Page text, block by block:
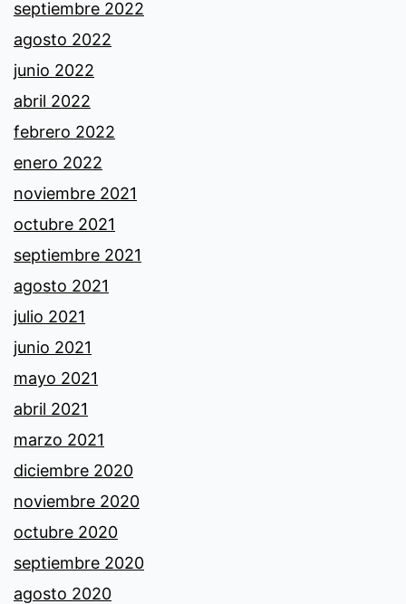
septiembre 2022
agosto 2022
junio 2022
abril 2022
febrero 2022
enero 2022
noviembre 2021
octubre 2021
septiembre 2021
agosto 2021
julio 2021
junio 2021
mayo 2021
abril 2021
marzo 2021
diciembre 2020
noviembre 2020
octubre 2020
septiembre 2020
agosto 2020